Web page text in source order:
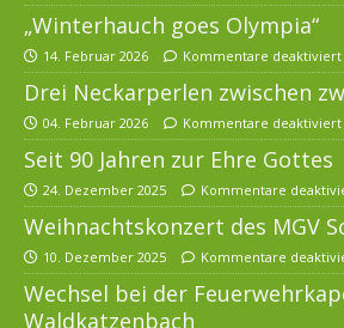
„Winterhauch goes Olympia“
14. Februar 2026 Kommentare deaktiviert
Drei Neckarperlen zwischen
04. Februar 2026 Kommentare deaktiviert
Seit 90 Jahren zur Ehre Gottes
24. Dezember 2025 Kommentare
Weihnachtskonzert des MGV
10. Dezember 2025 Kommentare
Wechsel bei der
Waldkatzenbach